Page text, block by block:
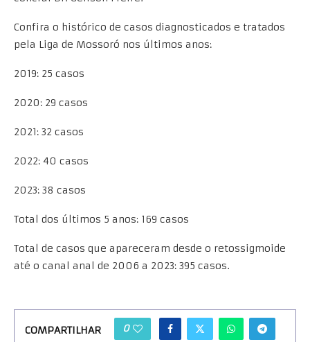
Confira o histórico de casos diagnosticados e tratados
pela Liga de Mossoró nos últimos anos:
2019: 25 casos
2020: 29 casos
2021: 32 casos
2022: 40 casos
2023: 38 casos
Total dos últimos 5 anos: 169 casos
Total de casos que apareceram desde o retossigmoide
até o canal anal de 2006 a 2023: 395 casos.
COMPARTILHAR 0